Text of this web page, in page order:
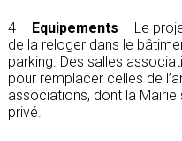
4 – Equipements – Le
de la reloger dans le
parking. Des salles
pour remplacer celles de
associations, dont la
privé.